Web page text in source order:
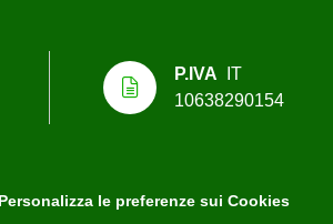
P.IVA
IT
10638290154
Personalizza le preferenze sui Cookies